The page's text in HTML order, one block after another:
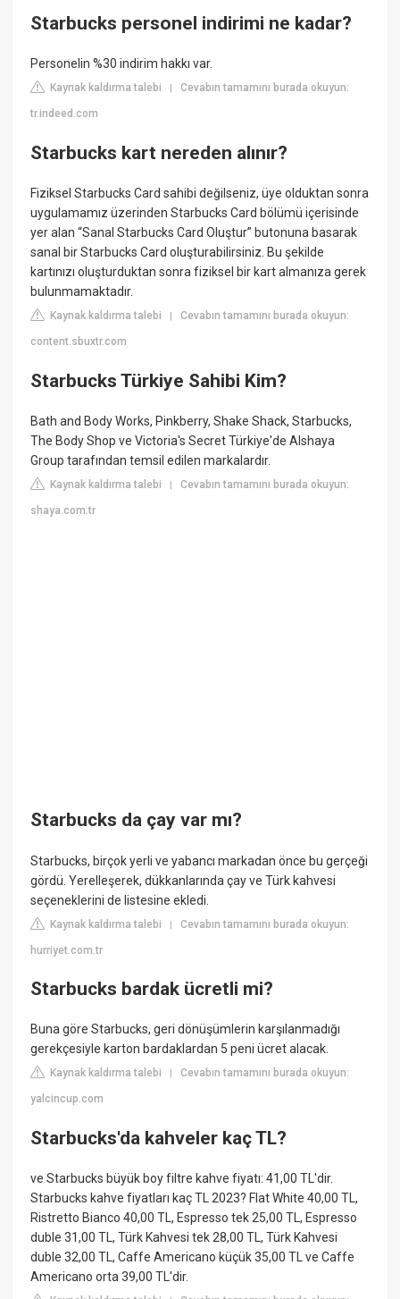
Starbucks personel indirimi ne kadar?
Personelin %30 indirim hakkı var.
Kaynak kaldırma talebi |Cevabın tamamını burada okuyun:
tr.indeed.com
Starbucks kart nereden alınır?
Fiziksel Starbucks Card sahibi değilseniz, üye olduktan sonra
uygulamamız üzerinden Starbucks Card bölümü içerisinde
yer alan “Sanal Starbucks Card Oluştur” butonuna basarak
sanal bir Starbucks Card oluşturabilirsiniz. Bu şekilde
kartınızı oluşturduktan sonra fiziksel bir kart almanıza gerek
bulunmamaktadır.
Kaynak kaldırma talebi |Cevabın tamamını burada okuyun:
content.sbuxtr.com
Starbucks Türkiye Sahibi Kim?
Bath and Body Works, Pinkberry, Shake Shack, Starbucks,
The Body Shop ve Victoria's Secret Türkiye'de Alshaya
Group tarafından temsil edilen markalardır.
Kaynak kaldırma talebi |Cevabın tamamını burada okuyun:
shaya.com.tr
Starbucks da çay var mı?
Starbucks, birçok yerli ve yabancı markadan önce bu gerçeği
gördü. Yerelleşerek, dükkanlarında çay ve Türk kahvesi
seçeneklerini de listesine ekledi.
Kaynak kaldırma talebi |Cevabın tamamını burada okuyun:
hurriyet.com.tr
Starbucks bardak ücretli mi?
Buna göre Starbucks, geri dönüşümlerin karşılanmadığı
gerekçesiyle karton bardaklardan 5 peni ücret alacak.
Kaynak kaldırma talebi |Cevabın tamamını burada okuyun:
yalcincup.com
Starbucks'da kahveler kaç TL?
ve Starbucks büyük boy filtre kahve fiyatı: 41,00 TL'dir.
Starbucks kahve fiyatları kaç TL 2023? Flat White 40,00 TL,
Ristretto Bianco 40,00 TL, Espresso tek 25,00 TL, Espresso
duble 31,00 TL, Türk Kahvesi tek 28,00 TL, Türk Kahvesi
duble 32,00 TL, Caffe Americano küçük 35,00 TL ve Caffe
Americano orta 39,00 TL'dir.